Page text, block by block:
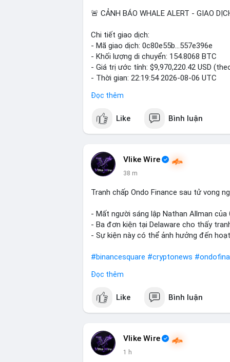
🚨 CẢNH BÁO WHALE ALERT - GIAO
Chi tiết giao dịch:
- Mã giao dịch: 0c80e55b...557e396e
- Khối lượng di chuyển: 154.8068 BTC
- Giá trị ước tính: $9,970,220.42 USD
- Thời gian: 22:19:54 2026-08-06 UTC
Một khối lượng 154.8 BTC trị giá gần 10
hoặc tổ chức kiểm soát, không phải
cá voi tích lũy: gom coin từ nhiều ví nhỏ
ngược lại, nếu chảy về ví lạnh, tín hiệu
khá nhạy cảm với biến động lớn, nên
tới.
Nhà đầu tư nhỏ lẻ nên thận trọng,
#154dot8btc #vilanh #tichluydaihan
Đọc thêm
Like Bình luận
Vlike Wire
38 m
Tranh chấp Ondo Finance sau tử vong
- Mất người sáng lập Nathan Allman của
- Ba đơn kiện tại Delaware cho thấy
- Sự kiện này có thể ảnh hưởng đến
#binancesquare #cryptonews
$btc $eth
#vlikevn #titanbot
Đọc thêm
Like Bình luận
Vlike Wire
1 h